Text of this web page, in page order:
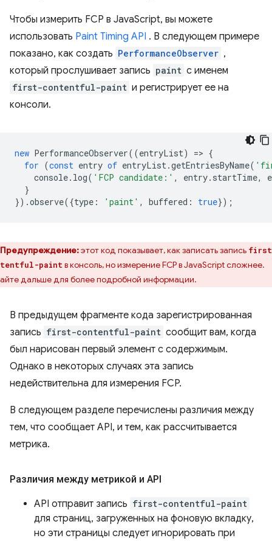
Чтобы измерить FCP в JavaScript, вы можете
использовать Paint Timing API . В следующем примере
показано, как создать PerformanceObserver ,
который прослушивает запись paint с именем
first-contentful-paint и регистрирует ее на
консоли.
new PerformanceObserver((entryList) => {
for (const entry of entryList.getEntriesByName(
console. log( 'FCP candidate:' , entry. startTime,
}
}).observe({type : 'paint' , buffered : true});
Предупреждение:этот код показывает, как записать запись
paintв консоль, но измерение FCP в JavaScript сложнее.
дальше для более подробной информации.
В предыдущем фрагменте кода зарегистрированная
запись first-contentful-paint сообщит вам, когда
был нарисован первый элемент с содержимым.
Однако в некоторых случаях эта запись
недействительна для измерения FCP.
В следующем разделе перечислены различия между
тем, что сообщает API, и тем, как рассчитывается
метрика.
Различия между метрикой и API
API отправит запись first-contentful-paint
для страниц, загруженных на фоновую вкладку,
но эти страницы следует игнорировать при